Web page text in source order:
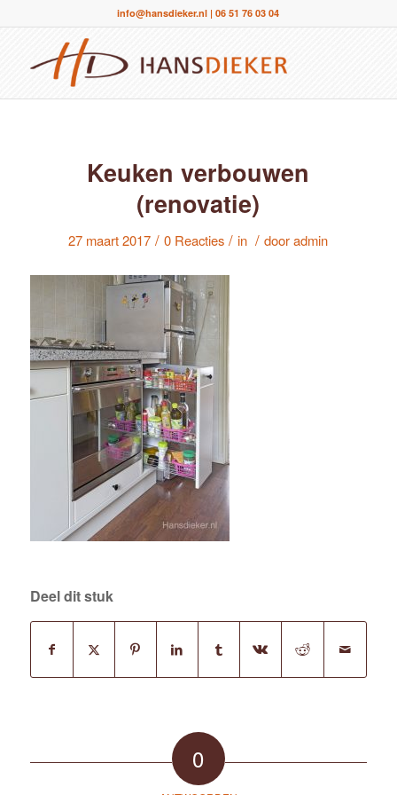
info@hansdieker.nl |06 51 76 03 04
Keuken verbouwen
(renovatie)
27 maart 2017 / 0 Reacties / in / dooradmin
Deel dit stuk
0